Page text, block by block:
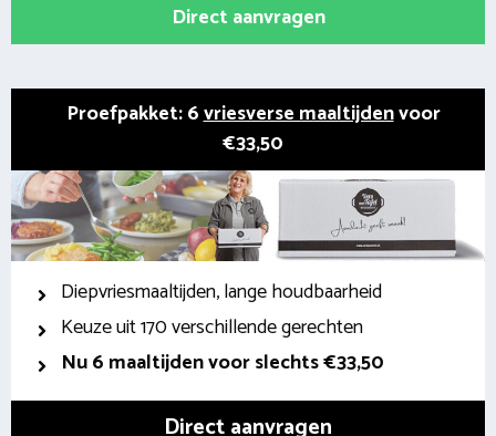
Direct aanvragen
Proefpakket: 6vriesverse maaltijdenvoor
€33,50
Diepvriesmaaltijden, lange houdbaarheid
Keuze uit 170 verschillende gerechten
Nu 6 maaltijden voor slechts €33,50
Direct aanvragen